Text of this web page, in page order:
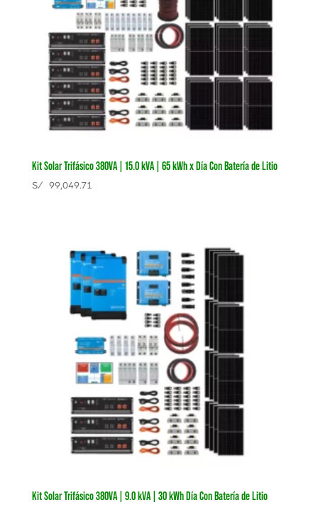
Kit Solar Trifásico 380VA | 15.0 kVA | 65 kWh x Día Con Batería de Litio
S/99,049.71
Kit Solar Trifásico 380VA | 9.0 kVA | 30 kWh Día Con Batería de Litio